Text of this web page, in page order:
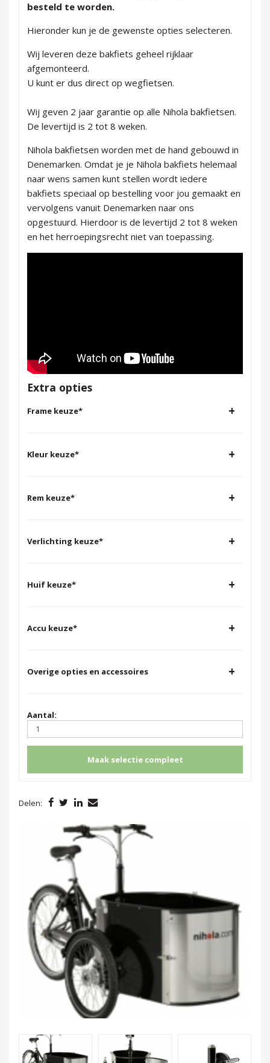
besteld te worden.
Hieronder kun je de gewenste opties selecteren.
Wij leveren deze bakfiets geheel rijklaar
afgemonteerd.
U kunt er dus direct op wegfietsen.
Wij geven 2 jaar garantie op alle Nihola bakfietsen.
De levertijd is 2 tot 8 weken.
Nihola bakfietsen worden met de hand gebouwd in
Denemarken. Omdat je je Nihola bakfiets helemaal
naar wens samen kunt stellen wordt iedere
bakfiets speciaal op bestelling voor jou gemaakt en
vervolgens vanuit Denemarken naar ons
opgestuurd. Hierdoor is de levertijd 2 tot 8 weken
en het herroepingsrecht niet van toepassing.
Extra opties
Frame keuze* +
Kleur keuze* +
Rem keuze* +
Verlichting keuze* +
Huif keuze* +
Accu keuze* +
Overige opties en accessoires +
Aantal:
Maak selectie compleet
Delen: